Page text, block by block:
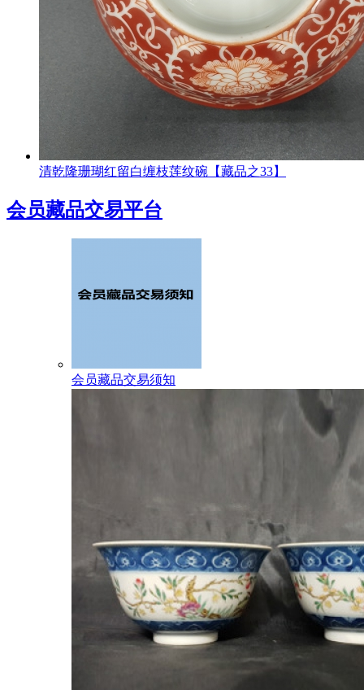
清乾隆珊瑚红留白缠枝莲纹碗【藏品之33】
会员藏品交易平台
会员藏品交易须知